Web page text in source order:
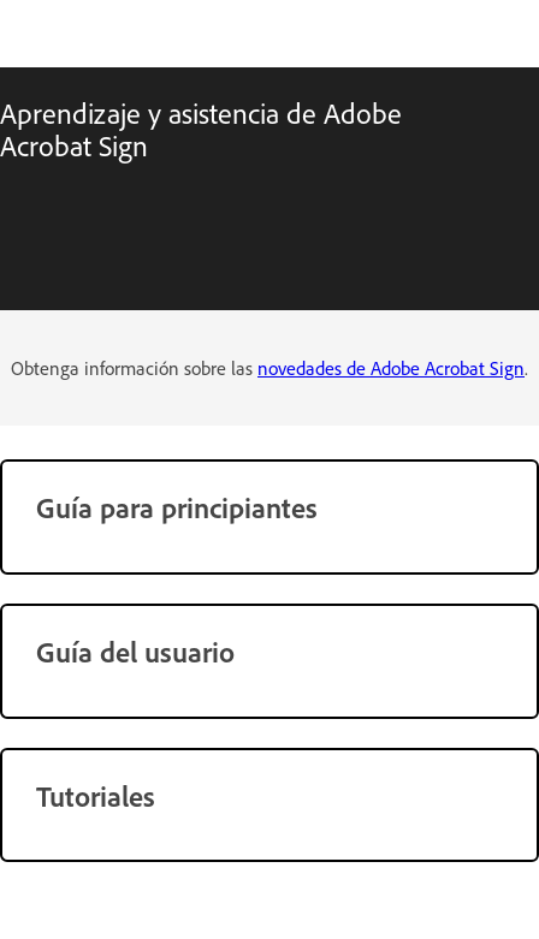
Aprendizaje y asistencia de Adobe
Acrobat Sign
Obtenga información sobre las novedades de Adobe Acrobat Sign.
Guía para principiantes
Guía del usuario
Tutoriales